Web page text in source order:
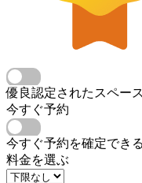
優良認定されたスペー
今すぐ予約
今すぐ予約を確定でき
料金を選ぶ